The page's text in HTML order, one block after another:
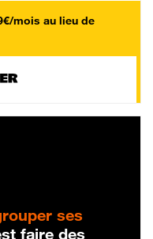
mois au lieu de
ses
faire des